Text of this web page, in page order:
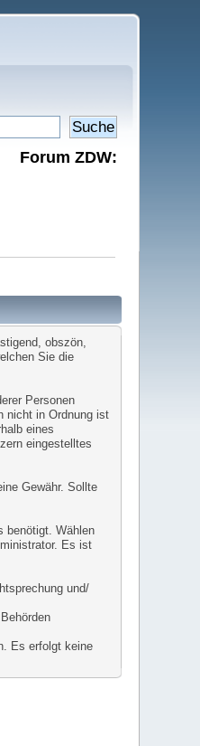
Forum ZDW:
obszön,
Sie die
Personen
nicht in Ordnung ist
eines
eingestelltes
Gewähr. Sollte
benötigt. Wählen
Es ist
und/
Es erfolgt keine